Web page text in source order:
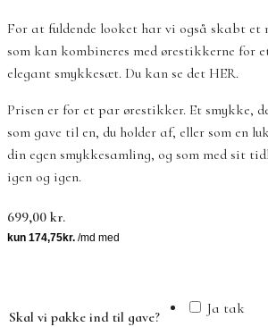
For at fuldende looket har vi også skabt et
som kan kombineres med ørestikkerne for
elegant smykkesæt. Du kan se det HER.
Prisen er for et par ørestikker. Et smykke,
som gave til en, du holder af, eller som en
din egen smykkesamling, og som med sit
igen og igen.
699,00 kr.
Skal vi pakke ind til gave? Ja tak